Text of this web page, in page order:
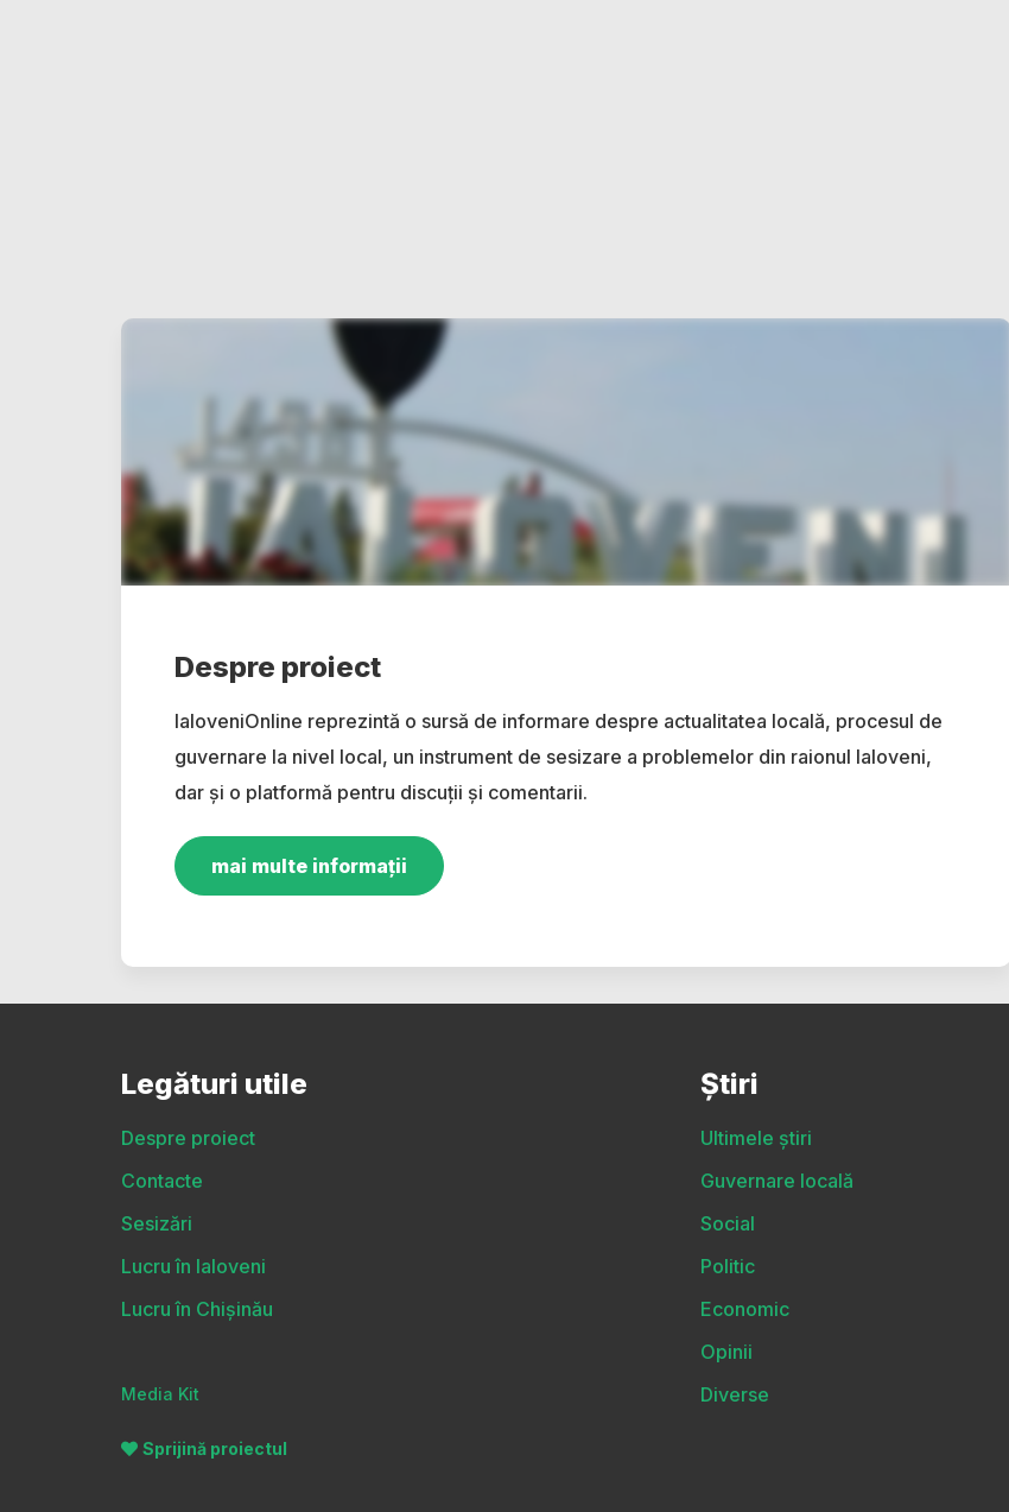
Despre proiect
IaloveniOnline reprezintă o sursă de informare despre actualitatea locală, procesul de
guvernare la nivel local, un instrument de sesizare a problemelor din raionul Ialoveni,
dar și o platformă pentru discuții și comentarii.
mai multe informații
Legături utile
Despre proiect
Contacte
Sesizări
Lucru în Ialoveni
Lucru în Chișinău
Media Kit
Sprijină proiectul
Știri
Ultimele știri
Guvernare locală
Social
Politic
Economic
Opinii
Diverse